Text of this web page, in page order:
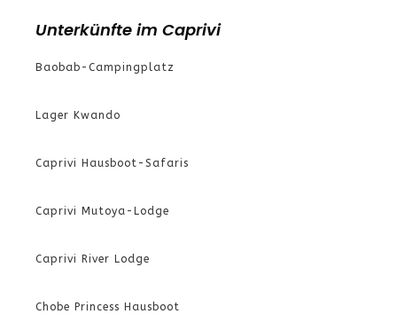
Unterkünfte im Caprivi
Baobab-Campingplatz
Lager Kwando
Caprivi Hausboot-Safaris
Caprivi Mutoya-Lodge
Caprivi River Lodge
Chobe Princess Hausboot